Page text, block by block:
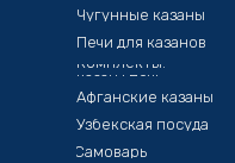
Чугунные казаны
Печи для казанов
Комплекты:
казан+печь
Афганские казаны
Узбекская посуда
Самовары